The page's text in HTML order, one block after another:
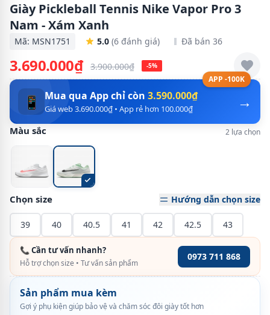
Giày Pickleball Tennis Nike Vapor Pro 3
Nam - Xám Xanh
Mã: MSN1751 5.0 (6 đánh giá) Đã bán 36
3.690.000₫ 3.900.000₫ -5%
APP -100K
→
📱 Mua qua App chỉ còn 3.590.000₫
Giá web 3.690.000₫ • App rẻ hơn 100.000₫
Màu sắc 2 lựa chọn
Chọn size Hướng dẫn chọn size
39 40 40.5 41 42 42.5 43
📞 Cần tư vấn nhanh?
Hỗ trợ chọn size • Tư vấn sản phẩm
0973 711 868
Sản phẩm mua kèm
Gợi ý phụ kiện giúp bảo vệ và chăm sóc đôi giày tốt hơn